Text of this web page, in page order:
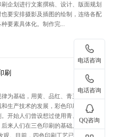
企划进行文案撰稿、设计、版面规划
要安排摄影及插图的绘制，连络各配
要素具体化。制作完...
刷
为基础，用黄、品红、青三原色加上
生产技术的发展，彩色印刷品从多色
开始人们曾设想过使用青、品红、黄
来人们在三色印刷的基础上又加入第
。目前，四色印刷工艺已成为国际主
򡂔
电话咨询
򡂔
电话咨询
򡂐
QQ咨询